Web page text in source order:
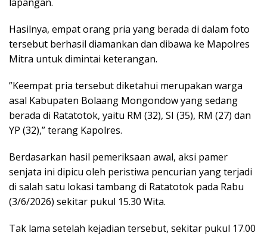
Hasilnya, empat orang pria yang berada di dalam foto
tersebut berhasil diamankan dan dibawa ke Mapolres
Mitra untuk dimintai keterangan.
​”Keempat pria tersebut diketahui merupakan warga
asal Kabupaten Bolaang Mongondow yang sedang
berada di Ratatotok, yaitu RM (32), SI (35), RM (27) dan
YP (32),” terang Kapolres.
Berdasarkan hasil pemeriksaan awal, aksi pamer
senjata ini dipicu oleh peristiwa pencurian yang terjadi
di salah satu lokasi tambang di Ratatotok pada Rabu
(3/6/2026) sekitar pukul 15.30 Wita.
​Tak lama setelah kejadian tersebut, sekitar pukul 17.00